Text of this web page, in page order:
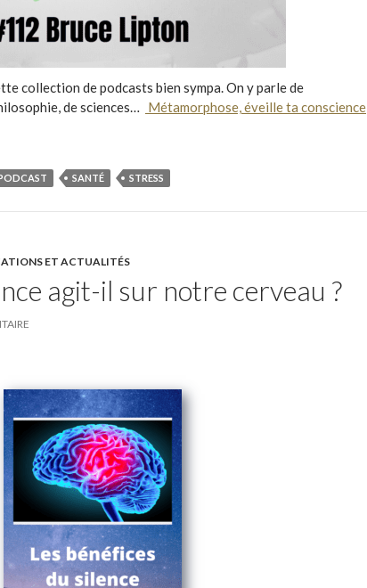
collection de podcasts bien sympa. On y parle de
de sciences…
Métamorphose, éveille ta conscience
SANTÉ STRESS
ET ACTUALITÉS
agit-il sur notre cerveau ?